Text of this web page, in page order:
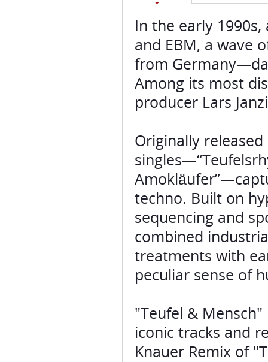
In the early
and EBM, a wave
from
Among its most
producer Lars
Originally released
techno. Built on
sequencing and
combined
treatments with
peculiar sense of
"Teufel &
iconic tracks and
Knauer Remix of